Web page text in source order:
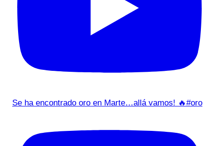
Se ha encontrado oro en Marte…allá vamos! 🔥#oro